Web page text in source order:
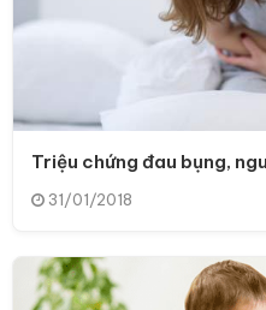
Triệu chứng đau bụng,
31/01/2018